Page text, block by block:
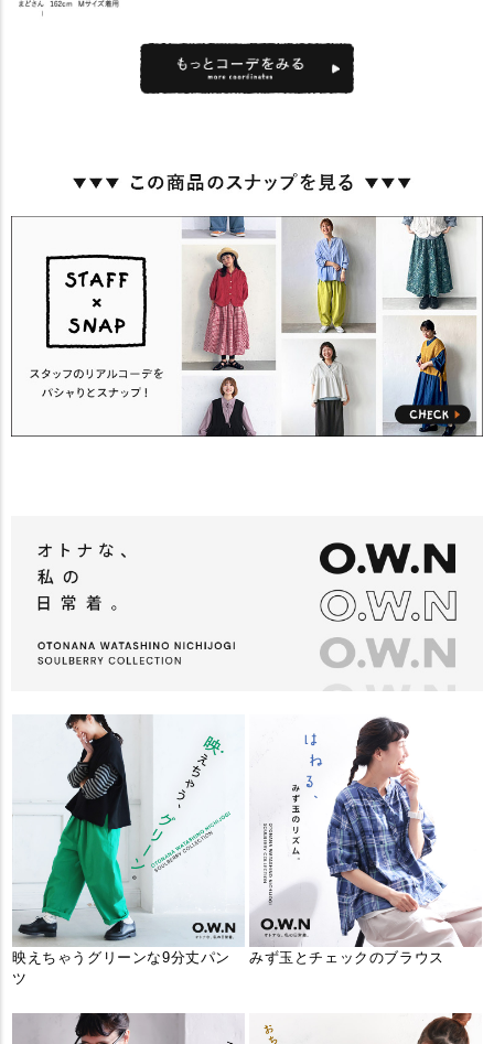
映えちゃうグリーンな9分丈パン
ツ
みず玉とチェックのブラウス